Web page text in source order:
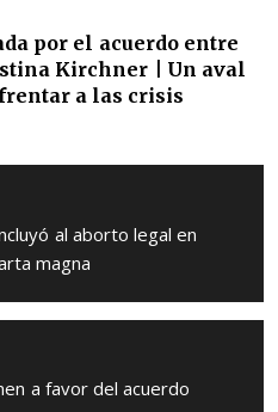
por el acuerdo entre
Kirchner | Un aval
a las crisis
al aborto legal en
magna
a favor del acuerdo